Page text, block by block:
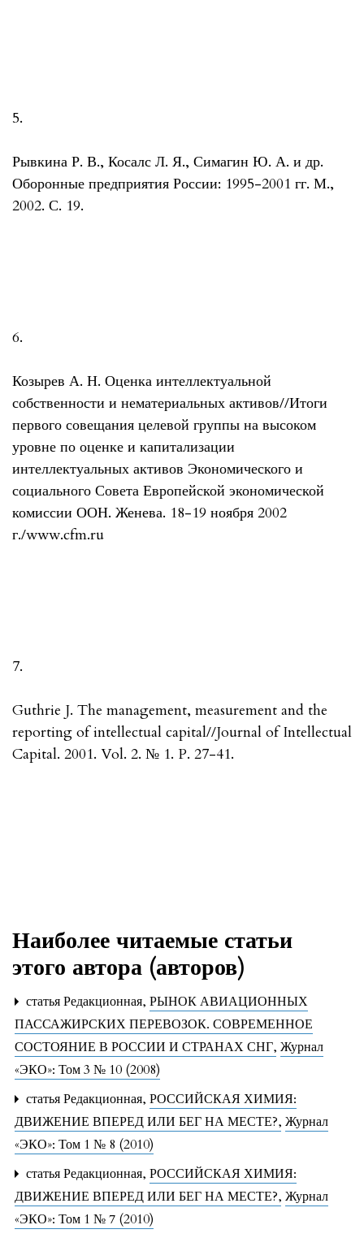
5.
Рывкина Р. В., Косалс Л. Я., Симагин Ю. А. и др.
Оборонные предприятия России: 1995-2001 гг. М.,
2002. С. 19.
6.
Козырев А. Н. Оценка интеллектуальной
собственности и нематериальных активов//Итоги
первого совещания целевой группы на высоком
уровне по оценке и капитализации
интеллектуальных активов Экономического и
социального Совета Европейской экономической
комиссии ООН. Женева. 18-19 ноября 2002
г./www.cfm.ru
7.
Guthrie J. The management, measurement and the
reporting of intellectual capital//Journal of Intellectual
Capital. 2001. Vol. 2. № 1. P. 27-41.
Наиболее читаемые статьи
этого автора (авторов)
статья Редакционная, РЫНОК АВИАЦИОННЫХ
ПАССАЖИРСКИХ ПЕРЕВОЗОК. СОВРЕМЕННОЕ
СОСТОЯНИЕ В РОССИИ И СТРАНАХ СНГ, Журнал
«ЭКО»: Том 3 № 10 (2008)
статья Редакционная, РОССИЙСКАЯ ХИМИЯ:
ДВИЖЕНИЕ ВПЕРЕД ИЛИ БЕГ НА МЕСТЕ?, Журнал
«ЭКО»: Том 1 № 8 (2010)
статья Редакционная, РОССИЙСКАЯ ХИМИЯ:
ДВИЖЕНИЕ ВПЕРЕД ИЛИ БЕГ НА МЕСТЕ?, Журнал
«ЭКО»: Том 1 № 7 (2010)